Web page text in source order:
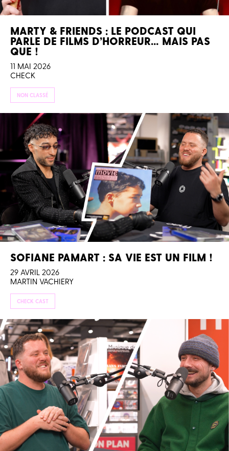
MARTY & FRIENDS : LE PODCAST QUI
PARLE DE FILMS D’HORREUR… MAIS PAS
QUE !
11 MAI 2026
CHECK
NON CLASSÉ
SOFIANE PAMART : SA VIE EST UN FILM !
29 AVRIL 2026
MARTIN VACHIERY
CHECK CAST